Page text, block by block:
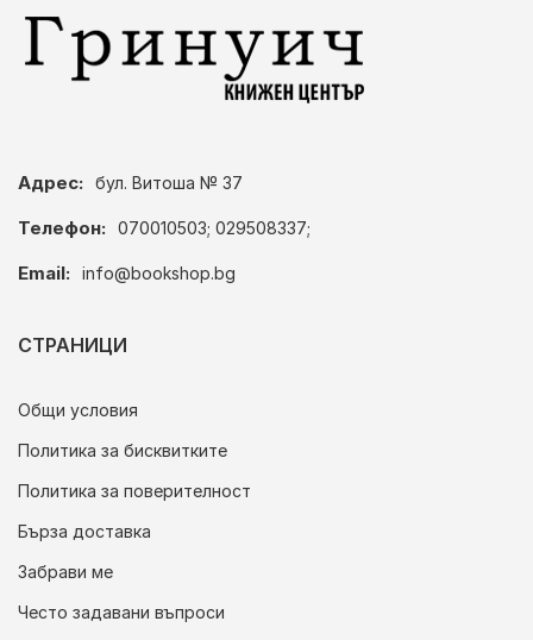
Адрес: бул. Витоша № 37
Телефон: 070010503; 029508337;
Email: info@bookshop.bg
СТРАНИЦИ
Общи условия
Политика за бисквитките
Политика за поверителност
Бърза доставка
Забрави ме
Често задавани въпроси